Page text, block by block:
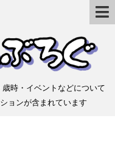
時・イベントなどについて
ョンが含まれています